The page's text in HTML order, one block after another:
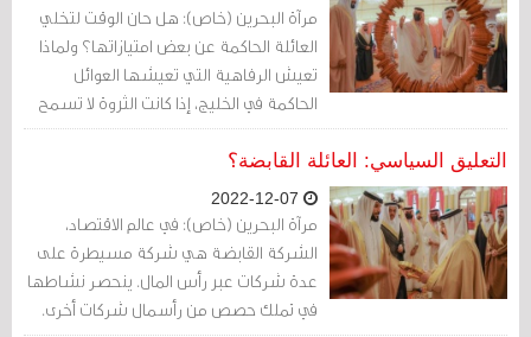
مرآة البحرين (خاص): هل حان الوقت لتخلي
العائلة الحاكمة عن بعض امتيازاتها؟ ولماذا
تعيش الرفاهية التي تعيشها العوائل
الحاكمة في الخليج، إذا كانت الثروة لا تسمح
بأن يعيش المواطنون البحرينيون مثل
الشعوب الغنية فيه؟
التعليق السياسي: العائلة القابضة؟
مرآة البحرين (خاص): في عالم الاقتصاد،
الشركة القابضة هي شركة مسيطرة على
عدة شركات عبر رأس المال. ينحصر نشاطها
في تملك حصص من رأسمال شركات أخرى.